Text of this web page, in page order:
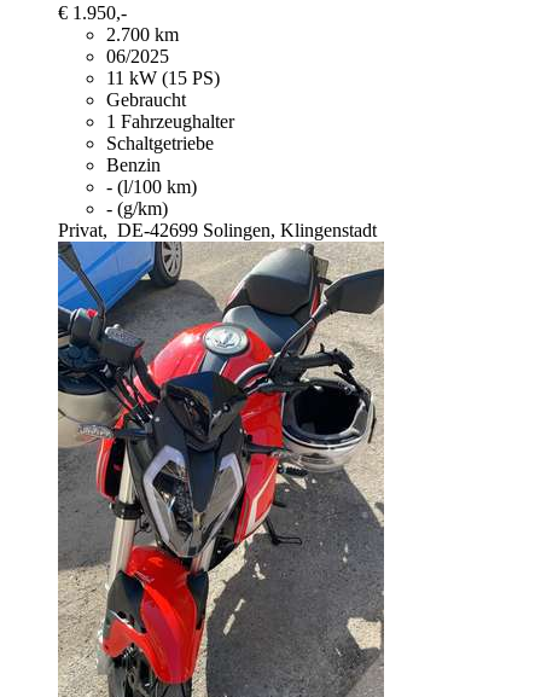
€ 1.950,-
2.700 km
06/2025
11 kW (15 PS)
Gebraucht
1 Fahrzeughalter
Schaltgetriebe
Benzin
- (l/100 km)
- (g/km)
Privat, DE-42699 Solingen, Klingenstadt